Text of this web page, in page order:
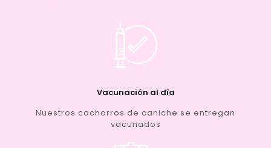
Vacunación al día
Nuestros cachorros de caniche se entregan
vacunados